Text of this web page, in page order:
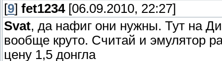
[9] fet1234[06.09.2010, 22:27]
Svat, да нафиг они нужны. Тут на
вообще круто. Считай и эмулятор
цену 1,5 донгла